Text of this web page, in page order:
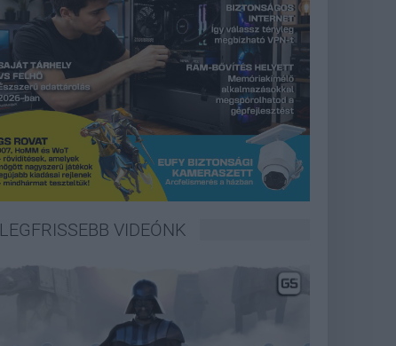
LEGFRISSEBB VIDEÓNK